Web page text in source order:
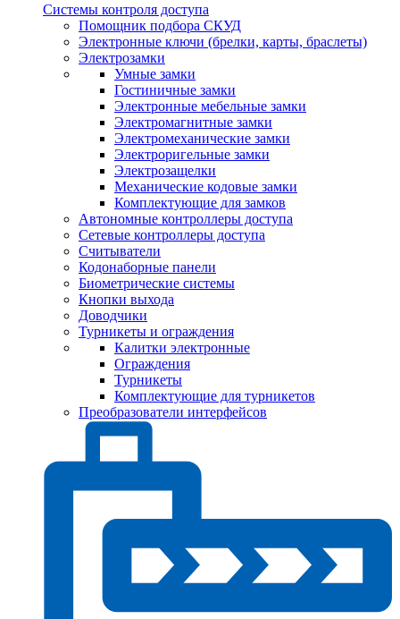
Системы контроля доступа
Помощник подбора СКУД
Электронные ключи (брелки, карты, браслеты)
Электрозамки
Умные замки
Гостиничные замки
Электронные мебельные замки
Электромагнитные замки
Электромеханические замки
Электроригельные замки
Электрозащелки
Механические кодовые замки
Комплектующие для замков
Автономные контроллеры доступа
Сетевые контроллеры доступа
Считыватели
Кодонаборные панели
Биометрические системы
Кнопки выхода
Доводчики
Турникеты и ограждения
Калитки электронные
Ограждения
Турникеты
Комплектующие для турникетов
Преобразователи интерфейсов